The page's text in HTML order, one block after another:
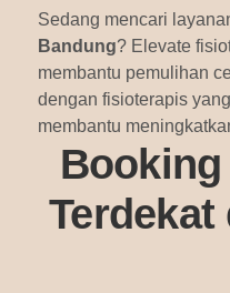
Sedang mencari
Bandung? Elevate
membantu pemulihan
dengan fisioterapis
membantu